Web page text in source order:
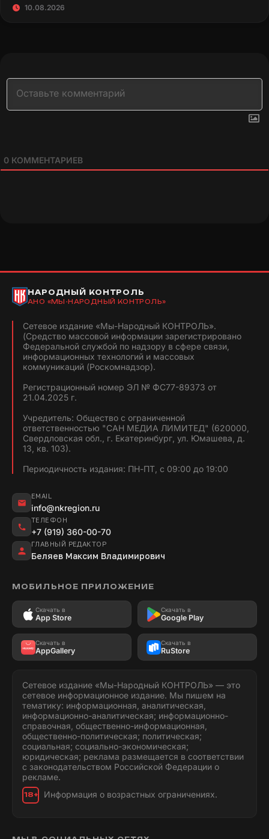
10.08.2026
0 КОММЕНТАРИЕВ
НАРОДНЫЙ КОНТРОЛЬ
АНО «МЫ-НАРОДНЫЙ КОНТРОЛЬ»
Сетевое издание «Мы-Народный КОНТРОЛЬ».
(Средство массовой информации зарегистрировано
Федеральной службой по надзору в сфере связи,
информационных технологий и массовых
коммуникаций (Роскомнадзор).
Регистрационный номер ЭЛ № ФС77-89373 от
21.04.2025 г.
Учредитель: Общество с ограниченной
ответственностью "САН МЕДИА ЛИМИТЕД" (620000,
Свердловская обл., г. Екатеринбург, ул. Юмашева, д.
13, кв. 103).
Периодичность издания: ПН-ПТ, с 09:00 до 19:00
EMAIL
info@nkregion.ru
ТЕЛЕФОН
+7 (919) 360-00-70
ГЛАВНЫЙ РЕДАКТОР
Беляев Максим Владимирович
МОБИЛЬНОЕ ПРИЛОЖЕНИЕ
Скачать в
App Store
Скачать в
Google Play
Скачать в
AppGallery
Скачать в
RuStore
Сетевое издание «Мы-Народный КОНТРОЛЬ» — это
сетевое информационное издание. Мы пишем на
тематику: информационная, аналитическая,
информационно-аналитическая; информационно-
справочная, общественно-информационная,
общественно-политическая; политическая;
социальная; социально-экономическая;
юридическая; реклама размещается в соответствии
с законодательством Российской Федерации о
рекламе.
18+ Информация о возрастных ограничениях.